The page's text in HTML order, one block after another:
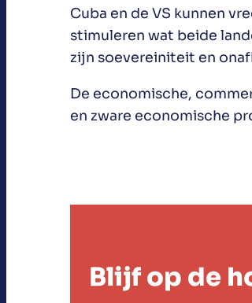
Cuba en de VS kunnen
stimuleren wat beide
zijn soevereiniteit en
De economische,
en zware economische
Blijf op de